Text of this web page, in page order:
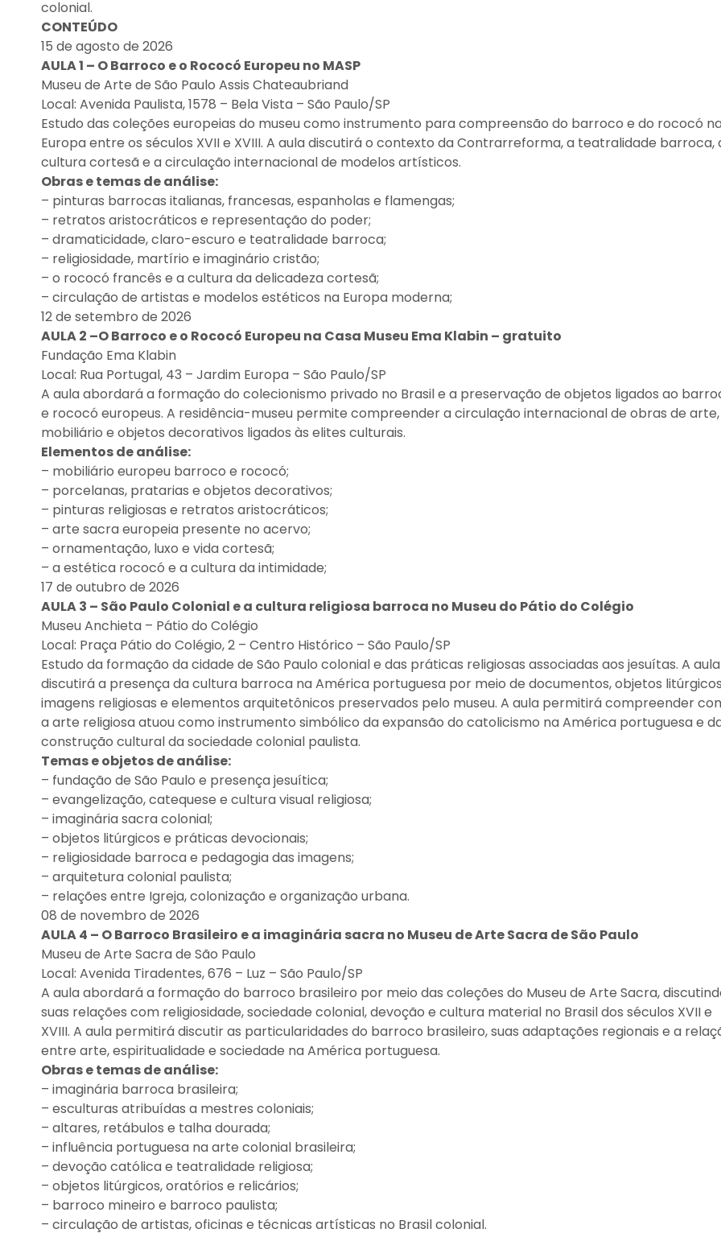
colonial.
CONTEÚDO
15 de agosto de 2026
AULA 1 – O Barroco e o Rococó Europeu no MASP
Museu de Arte de São Paulo Assis Chateaubriand
Local: Avenida Paulista, 1578 – Bela Vista – São Paulo/SP
Estudo das coleções europeias do museu como instrumento para compreensão do barroco e do rococó
Europa entre os séculos XVII e XVIII. A aula discutirá o contexto da Contrarreforma, a teatralidade barroca,
cultura cortesã e a circulação internacional de modelos artísticos.
Obras e temas de análise:
– pinturas barrocas italianas, francesas, espanholas e flamengas;
– retratos aristocráticos e representação do poder;
– dramaticidade, claro-escuro e teatralidade barroca;
– religiosidade, martírio e imaginário cristão;
– o rococó francês e a cultura da delicadeza cortesã;
– circulação de artistas e modelos estéticos na Europa moderna;
12 de setembro de 2026
AULA 2 –O Barroco e o Rococó Europeu na Casa Museu Ema Klabin – gratuito
Fundação Ema Klabin
Local: Rua Portugal, 43 – Jardim Europa – São Paulo/SP
A aula abordará a formação do colecionismo privado no Brasil e a preservação de objetos ligados ao
e rococó europeus. A residência-museu permite compreender a circulação internacional de obras de arte,
mobiliário e objetos decorativos ligados às elites culturais.
Elementos de análise:
– mobiliário europeu barroco e rococó;
– porcelanas, pratarias e objetos decorativos;
– pinturas religiosas e retratos aristocráticos;
– arte sacra europeia presente no acervo;
– ornamentação, luxo e vida cortesã;
– a estética rococó e a cultura da intimidade;
17 de outubro de 2026
AULA 3 – São Paulo Colonial e a cultura religiosa barroca no Museu do Pátio do Colégio
Museu Anchieta – Pátio do Colégio
Local: Praça Pátio do Colégio, 2 – Centro Histórico – São Paulo/SP
Estudo da formação da cidade de São Paulo colonial e das práticas religiosas associadas aos jesuítas. A aula
discutirá a presença da cultura barroca na América portuguesa por meio de documentos, objetos
imagens religiosas e elementos arquitetônicos preservados pelo museu. A aula permitirá compreender
a arte religiosa atuou como instrumento simbólico da expansão do catolicismo na América portuguesa e
construção cultural da sociedade colonial paulista.
Temas e objetos de análise:
– fundação de São Paulo e presença jesuítica;
– evangelização, catequese e cultura visual religiosa;
– imaginária sacra colonial;
– objetos litúrgicos e práticas devocionais;
– religiosidade barroca e pedagogia das imagens;
– arquitetura colonial paulista;
– relações entre Igreja, colonização e organização urbana.
08 de novembro de 2026
AULA 4 – O Barroco Brasileiro e a imaginária sacra no Museu de Arte Sacra de São Paulo
Museu de Arte Sacra de São Paulo
Local: Avenida Tiradentes, 676 – Luz – São Paulo/SP
A aula abordará a formação do barroco brasileiro por meio das coleções do Museu de Arte Sacra,
suas relações com religiosidade, sociedade colonial, devoção e cultura material no Brasil dos séculos XVII e
XVIII. A aula permitirá discutir as particularidades do barroco brasileiro, suas adaptações regionais e a
entre arte, espiritualidade e sociedade na América portuguesa.
Obras e temas de análise:
– imaginária barroca brasileira;
– esculturas atribuídas a mestres coloniais;
– altares, retábulos e talha dourada;
– influência portuguesa na arte colonial brasileira;
– devoção católica e teatralidade religiosa;
– objetos litúrgicos, oratórios e relicários;
– barroco mineiro e barroco paulista;
– circulação de artistas, oficinas e técnicas artísticas no Brasil colonial.